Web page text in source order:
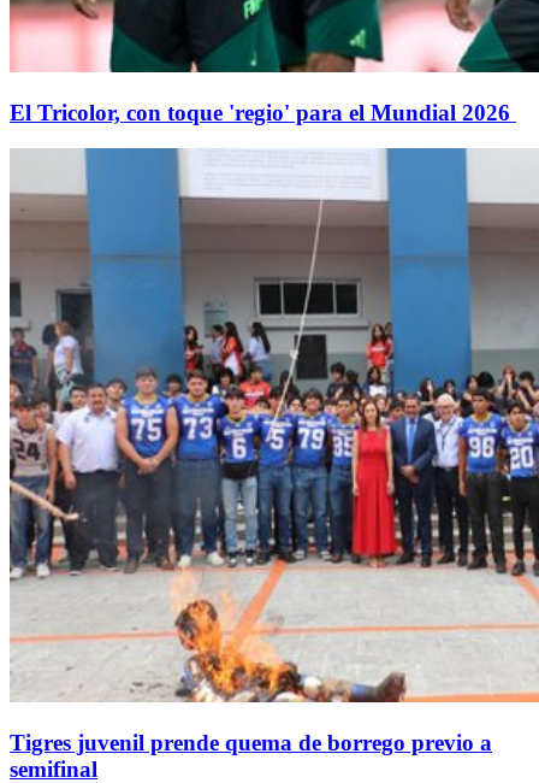
El Tricolor, con toque 'regio' para el Mundial 2026
Tigres juvenil prende quema de borrego previo a
semifinal